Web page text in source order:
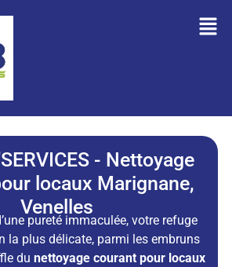
- Nettoyage
locaux Marignane,
Venelles
pureté immaculée, votre refuge
la plus délicate, parmi les embruns
du nettoyage courant pour locaux